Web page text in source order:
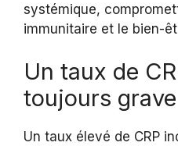
systémique,
immunitaire et le bien-
Un taux de
toujours
Un taux élevé de CRP